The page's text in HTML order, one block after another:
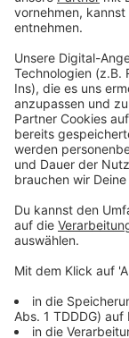
Du
Bayern